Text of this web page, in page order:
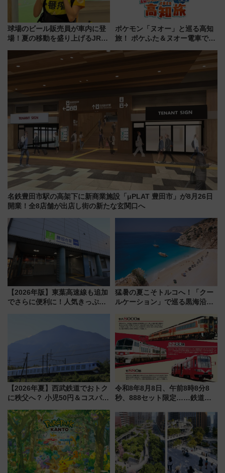
球場のビール販売員が車内に登
場！夏の移動を盛り上げるJR九
月7日限定 ソフトバンクホーク
スとコラボ
ポケモン「ヌオー」と巡る高知
旅！ ポケふた＆ヌオー電車で楽
路の絶景と絶品グルメを満喫！
名鉄豊田市駅の高架下に新商業施設「μPLAT 豊田市」が8月26日
開業！全8店舗が出店し街の新たな玄関口へ
【2026年版】東葉高速線も追加
でさらに便利に！人気きっぷ
猛暑の夏こそトルコへ！「クー
ルケーション」で巡る黒海沿岸
連検索数が前年比237％増、ナ
ショジオも認める『2026年に訪
れるべき世界の旅先』
【2026年夏】西武鉄道でおトク
に秩父へ？ 小児50円＆コスパ最
族旅行！ 深夜の正丸トンネル探
検や特急ラビューも
令和8年8月8日、午前8時8分8
秒、888セット限定……鉄道各
たち